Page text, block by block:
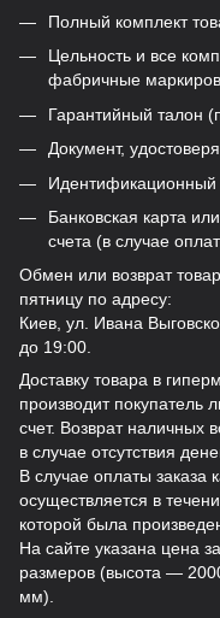
Полный комплект
Цельность и все
фабричные
Гарантийный талон
Документ,
Банковская карта
счета (в случае
Обмен или возврат
пятницу по адресу:
Киев, ул. Ивана
до 19:00.
Доставку товара в
производит
счет. Возврат наличных
в случае отсутствия
В случае оплаты заказа
осуществляется в
которой была
На сайте указана цена
размеров (высота —
мм).